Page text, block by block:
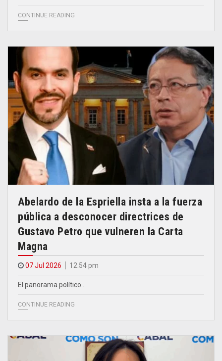
CONTINUE READING
Abelardo de la Espriella insta a la fuerza
pública a desconocer directrices de
Gustavo Petro que vulneren la Carta
Magna
07 Jul 2026 12.54 pm
El panorama político…
CONTINUE READING